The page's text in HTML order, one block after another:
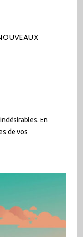
En
de vos